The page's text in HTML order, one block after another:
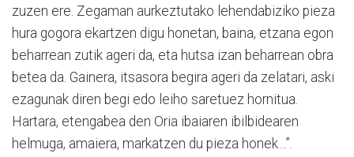
zuzen ere. Zegaman aurkeztutako lehendabiziko pieza
hura gogora ekartzen digu honetan, baina, etzana egon
beharrean zutik ageri da, eta hutsa izan beharrean obra
betea da. Gainera, itsasora begira ageri da zelatari, aski
ezagunak diren begi edo leiho saretuez hornitua.
Hartara, etengabea den Oria ibaiaren ibilbidearen
helmuga, amaiera, markatzen du pieza honek…”.